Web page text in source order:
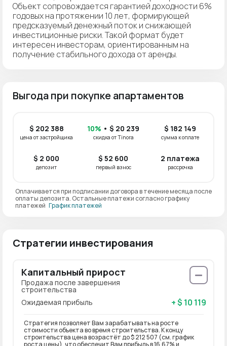
Объект сопровождается гарантией доходности 6%
годовых на протяжении 10 лет, формирующей
предсказуемый денежный поток и снижающей
инвестиционные риски. Такой формат будет
интересен инвесторам, ориентированным на
получение стабильного дохода от аренды.
Выгода при покупке апартаментов
$ 202 388
цена от застройщика
10% • $ 20 239
скидка от Tinora
$ 182 149
сумма к оплате
$ 2 000
депозит
$ 52 600
первый взнос
2 платежа
рассрочка
Оплачивается при подписании договора в течение месяца после
оплаты депозита. Остальные платежи согласно графику
платежей График платежей
Стратегии инвестирования
Капитальный прирост
Продажа после завершения
строительства
Ожидаемая прибыль
+ $ 10 119
Стратегия позволяет Вам зарабатывать на росте
стоимости объекта во время строительства. К концу
строительства цена возрастёт до $ 212 507 (см. график